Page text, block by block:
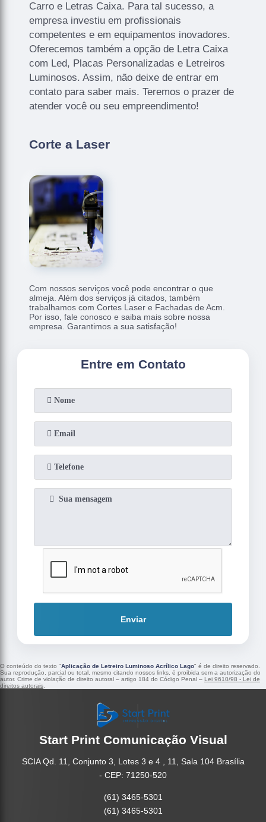
Carro e Letras Caixa. Para tal sucesso, a
empresa investiu em profissionais
competentes e em equipamentos inovadores.
Oferecemos também a opção de Letra Caixa
com Led, Placas Personalizadas e Letreiros
Luminosos. Assim, não deixe de entrar em
contato para saber mais. Teremos o prazer de
atender você ou seu empreendimento!
Corte a Laser
Com nossos serviços você pode encontrar o que
almeja. Além dos serviços já citados, também
trabalhamos com Cortes Laser e Fachadas de Acm.
Por isso, fale conosco e saiba mais sobre nossa
empresa. Garantimos a sua satisfação!
Entre em Contato
Enviar
O conteúdo do texto "Aplicação de Letreiro Luminoso Acrílico Lago" é de direito reservado.
Sua reprodução, parcial ou total, mesmo citando nossos links, é proibida sem a autorização do
autor. Crime de violação de direito autoral – artigo 184 do Código Penal – Lei 9610/98 - Lei de
direitos autorais
Start Print Comunicação Visual
SCIA Qd. 11, Conjunto 3, Lotes 3 e 4 , 11, Sala 104 Brasília
- CEP: 71250-520
(61) 3465-5301
(61) 3465-5301